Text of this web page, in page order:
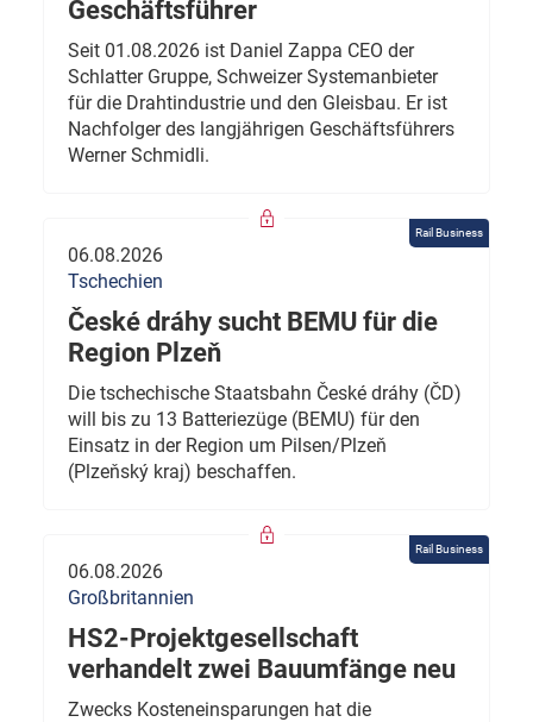
Geschäftsführer
Seit 01.08.2026 ist Daniel Zappa CEO der
Schlatter Gruppe, Schweizer Systemanbieter
für die Drahtindustrie und den Gleisbau. Er ist
Nachfolger des langjährigen Geschäftsführers
Werner Schmidli.
Rail Business
06.08.2026
Tschechien
České dráhy sucht BEMU für die
Region Plzeň
Die tschechische Staatsbahn České dráhy (ČD)
will bis zu 13 Batteriezüge (BEMU) für den
Einsatz in der Region um Pilsen/Plzeň
(Plzeňský kraj) beschaffen.
Rail Business
06.08.2026
Großbritannien
HS2-Projektgesellschaft
verhandelt zwei Bauumfänge neu
Zwecks Kosteneinsparungen hat die